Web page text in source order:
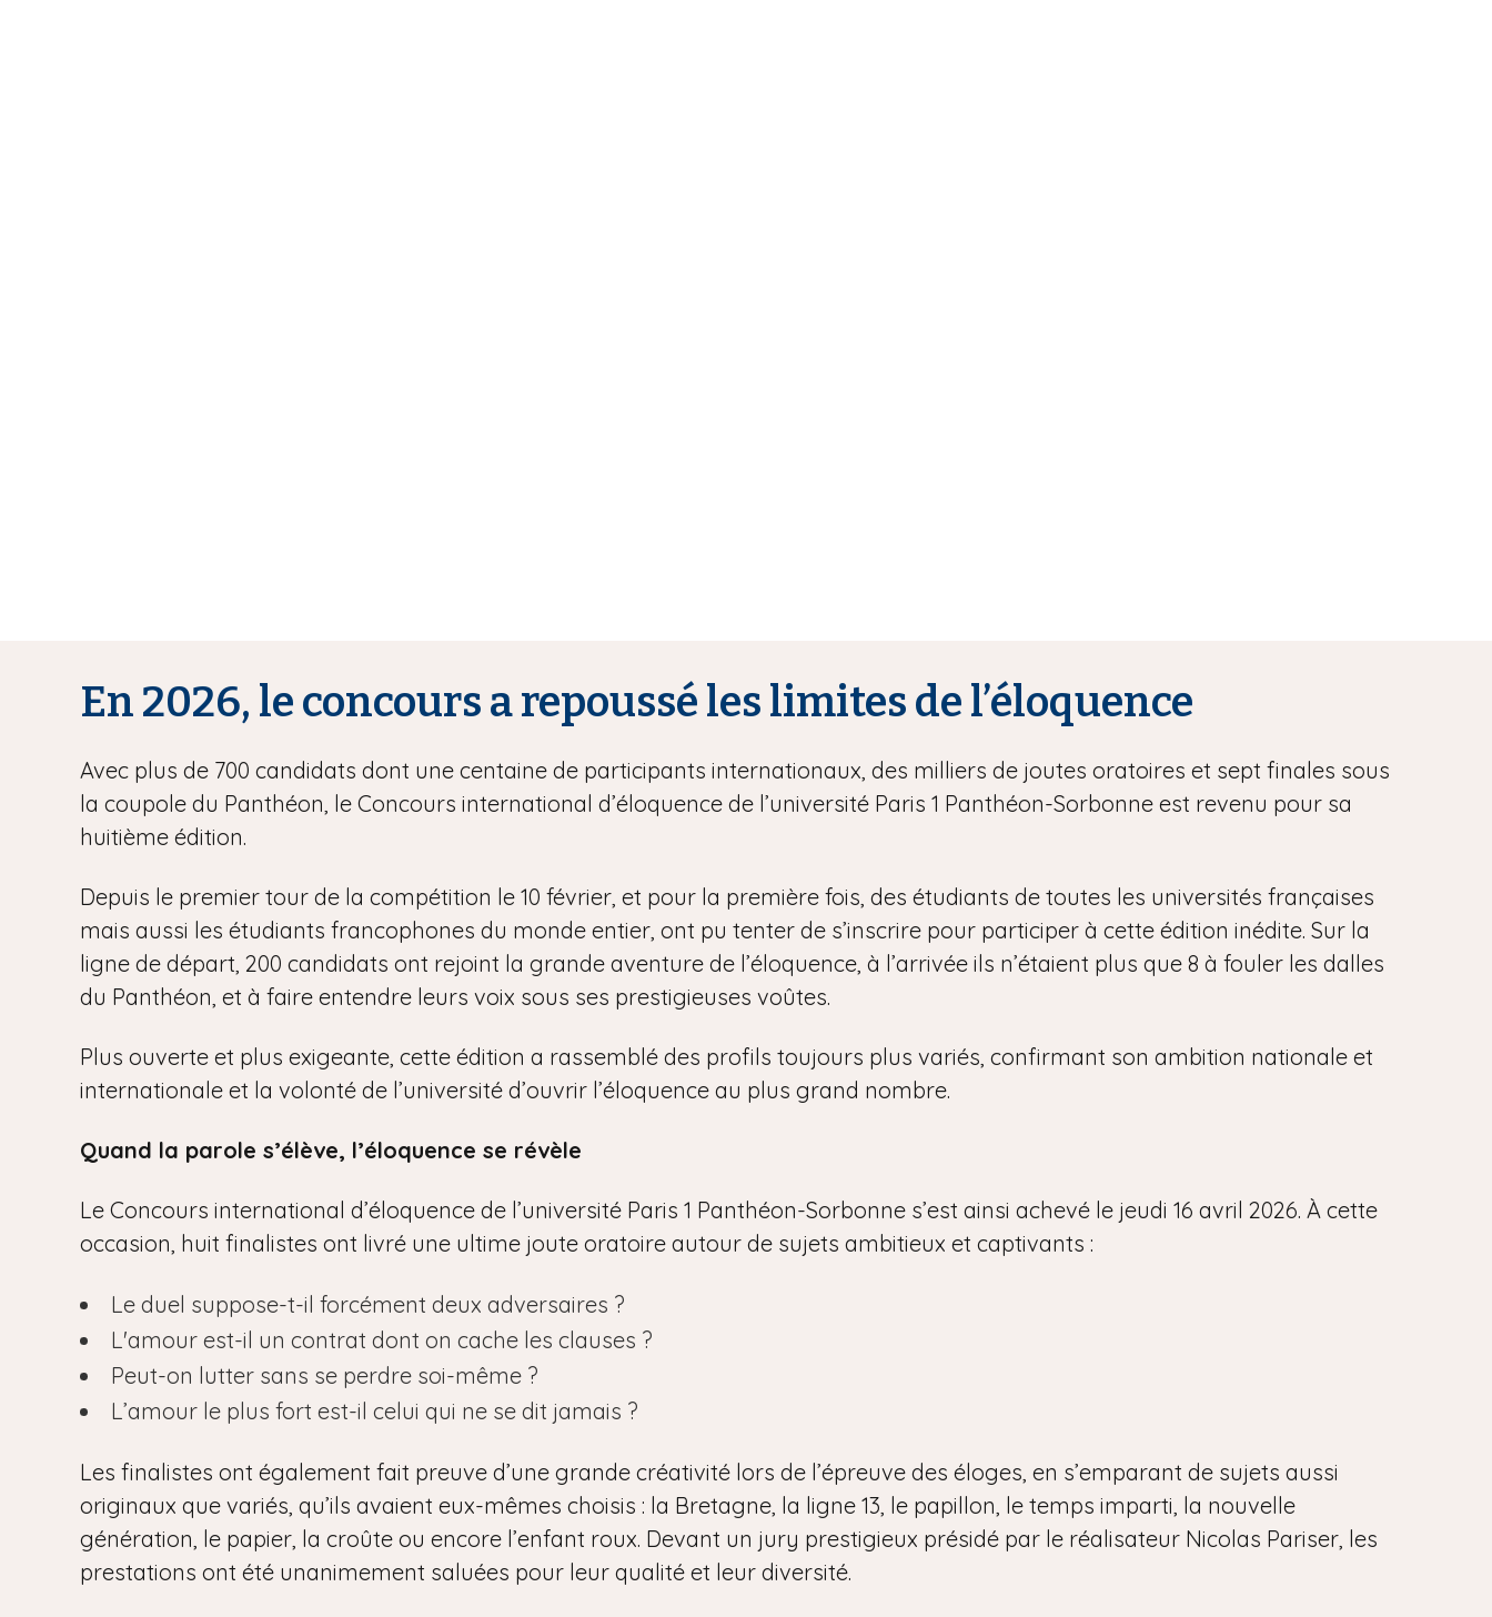
En 2026, le concours a repoussé les limites de l’éloquence
Avec plus de 700 candidats dont une centaine de participants internationaux, des milliers de joutes oratoires et sept finales sous
la coupole du Panthéon, le Concours international d’éloquence de l’université Paris 1 Panthéon-Sorbonne est revenu pour sa
huitième édition.
Depuis le premier tour de la compétition le 10 février, et pour la première fois, des étudiants de toutes les universités françaises
mais aussi les étudiants francophones du monde entier, ont pu tenter de s’inscrire pour participer à cette édition inédite. Sur la
ligne de départ, 200 candidats ont rejoint la grande aventure de l’éloquence, à l’arrivée ils n’étaient plus que 8 à fouler les dalles
du Panthéon, et à faire entendre leurs voix sous ses prestigieuses voûtes.
Plus ouverte et plus exigeante, cette édition a rassemblé des profils toujours plus variés, confirmant son ambition nationale et
internationale et la volonté de l’université d’ouvrir l’éloquence au plus grand nombre.
Quand la parole s’élève, l’éloquence se révèle
Le Concours international d’éloquence de l’université Paris 1 Panthéon-Sorbonne s’est ainsi achevé le jeudi 16 avril 2026. À cette
occasion, huit finalistes ont livré une ultime joute oratoire autour de sujets ambitieux et captivants :
Le duel suppose-t-il forcément deux adversaires ?
L'amour est-il un contrat dont on cache les clauses ?
Peut-on lutter sans se perdre soi-même ?
L’amour le plus fort est-il celui qui ne se dit jamais ?
Les finalistes ont également fait preuve d’une grande créativité lors de l’épreuve des éloges, en s’emparant de sujets aussi
originaux que variés, qu’ils avaient eux-mêmes choisis : la Bretagne, la ligne 13, le papillon, le temps imparti, la nouvelle
génération, le papier, la croûte ou encore l’enfant roux. Devant un jury prestigieux présidé par le réalisateur Nicolas Pariser, les
prestations ont été unanimement saluées pour leur qualité et leur diversité.